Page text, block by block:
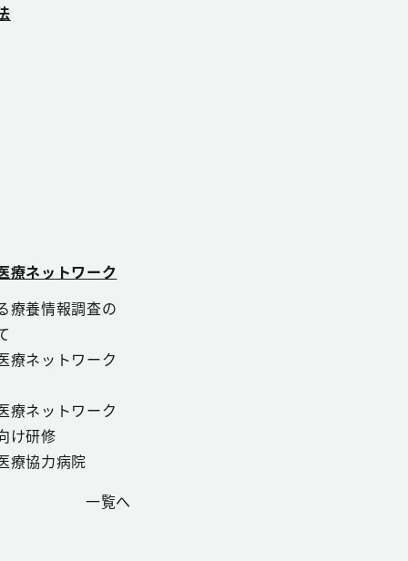
療ネットワーク
療養情報調査の
療ネットワーク
療ネットワーク
け研修
療協力病院
一覧へ